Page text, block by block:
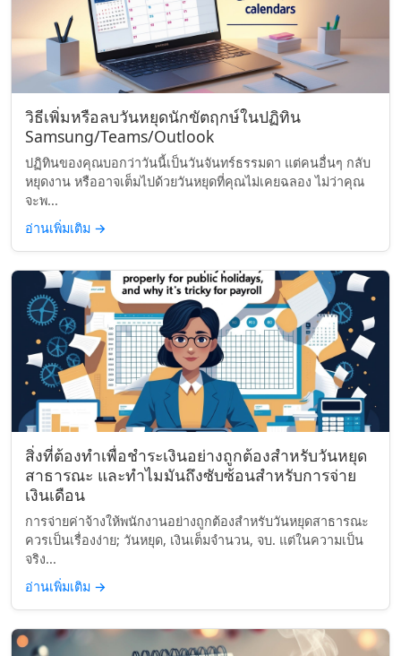
วิธีเพิ่มหรือลบวันหยุดนักขัตฤกษ์ในปฏิทิน
Samsung/Teams/Outlook
ปฏิทินของคุณบอกว่าวันนี้เป็นวันจันทร์ธรรมดา แต่คนอื่นๆ กลับ
หยุดงาน หรืออาจเต็มไปด้วยวันหยุดที่คุณไม่เคยฉลอง ไม่ว่าคุณ
จะพ...
อ่านเพิ่มเติม →
สิ่งที่ต้องทำเพื่อชำระเงินอย่างถูกต้องสำหรับวันหยุด
สาธารณะ และทำไมมันถึงซับซ้อนสำหรับการจ่าย
เงินเดือน
การจ่ายค่าจ้างให้พนักงานอย่างถูกต้องสำหรับวันหยุดสาธารณะ
ควรเป็นเรื่องง่าย; วันหยุด, เงินเต็มจำนวน, จบ. แต่ในความเป็น
จริง...
อ่านเพิ่มเติม →